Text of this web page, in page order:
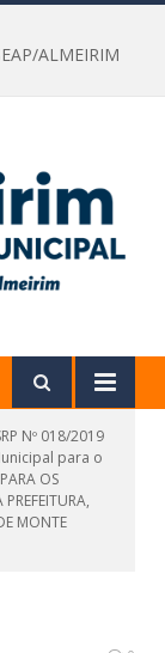
ALMEIRIM
Nº 018/2019
para o
OS
MONTE